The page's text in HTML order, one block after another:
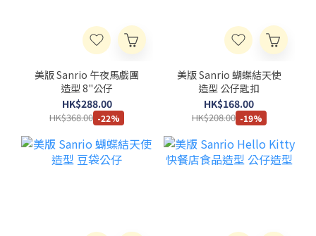
美版 Sanrio 午夜馬戲團
造型 8"公仔
HK$288.00
HK$368.00 -22%
美版 Sanrio 蝴蝶結天使
造型 公仔匙扣
HK$168.00
HK$208.00 -19%